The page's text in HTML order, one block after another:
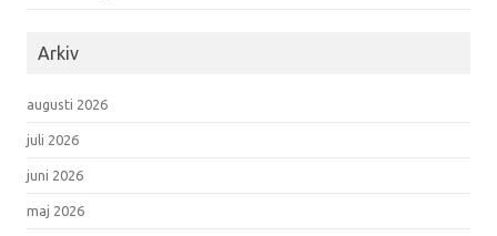
Arkiv
augusti 2026
juli 2026
juni 2026
maj 2026